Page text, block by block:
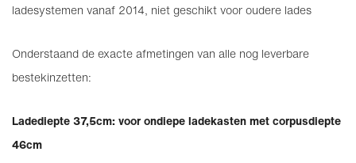
ladesystemen vanaf 2014, niet geschikt voor oudere lades
Onderstaand de exacte afmetingen van alle nog leverbare
bestekinzetten:
Ladediepte 37,5cm: voor ondiepe ladekasten met corpusdiepte
46cm